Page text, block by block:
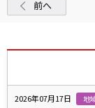
前へ
2026年07月17日 地